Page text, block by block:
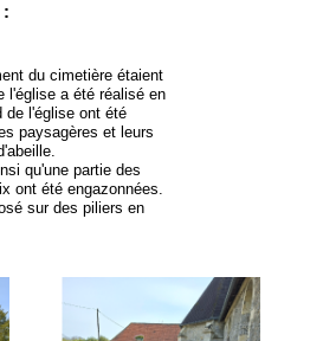
:
du cimetière étaient
l'église a été réalisé en
de l'église ont été
paysagères et leurs
qu'une partie des
ont été engazonnées.
sur des piliers en